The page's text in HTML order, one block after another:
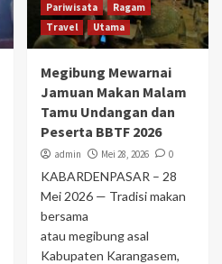
Pariwisata
Ragam
Travel
Utama
Megibung Mewarnai
Jamuan Makan Malam
Tamu Undangan dan
Peserta BBTF 2026
admin Mei 28, 2026 0
KABARDENPASAR – 28
Mei 2026 — Tradisi makan
bersama
atau megibung asal
Kabupaten Karangasem,